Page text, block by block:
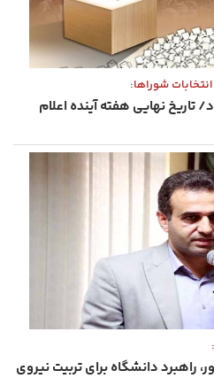
شوراها:
تاریخ نهایی هفته آینده اعلام
دانشگاه برای تربیت نیروی